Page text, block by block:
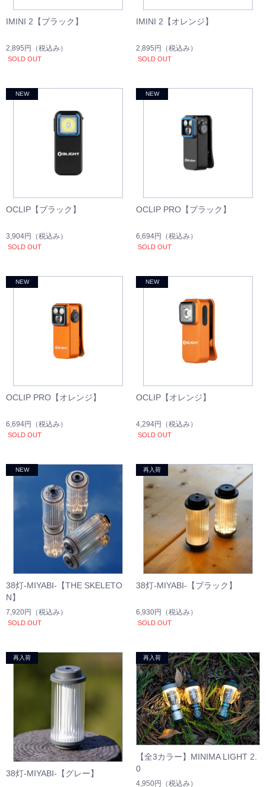
IMINI 2【ブラック】
2,895円 （税込み）
SOLD OUT
IMINI 2【オレンジ】
2,895円 （税込み）
SOLD OUT
OCLIP【ブラック】
3,904円 （税込み）
SOLD OUT
OCLIP PRO【ブラック】
6,694円 （税込み）
SOLD OUT
OCLIP PRO【オレンジ】
6,694円 （税込み）
SOLD OUT
OCLIP【オレンジ】
4,294円 （税込み）
SOLD OUT
38灯-MIYABI-【THE SKELETO
N】
7,920円 （税込み）
SOLD OUT
38灯-MIYABI-【ブラック】
6,930円 （税込み）
SOLD OUT
38灯-MIYABI-【グレー】
【全3カラー】MINIMA LIGHT 2.
0
4,950円 （税込み）